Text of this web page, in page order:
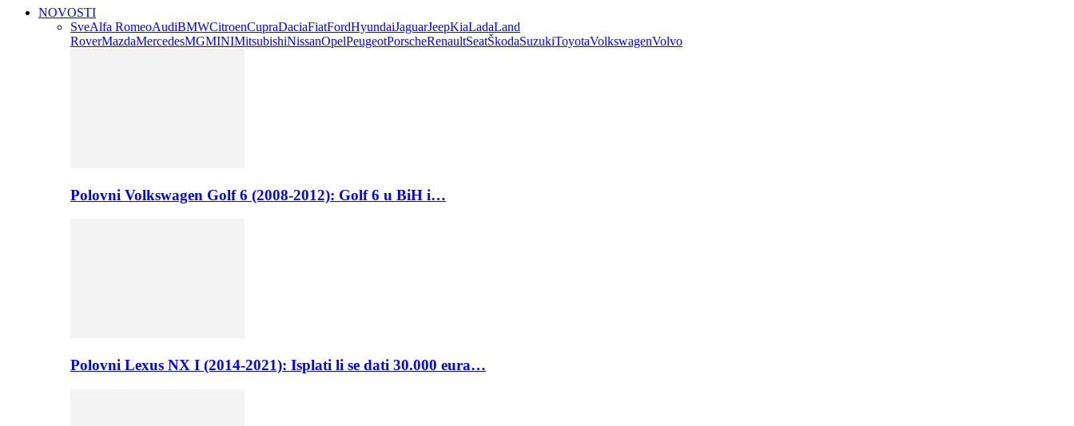
NOVOSTI
SveAlfa RomeoAudiBMWCitroenCupraDaciaFiatFordHyundaiJaguarJeepKiaLadaLand
RoverMazdaMercedesMGMINIMitsubishiNissanOpelPeugeotPorscheRenaultSeatŠkodaSuzukiToyotaVolkswagenVolvo
Polovni Volkswagen Golf 6 (2008-2012): Golf 6 u BiH i…
Polovni Lexus NX I (2014-2021): Isplati li se dati 30.000 eura…